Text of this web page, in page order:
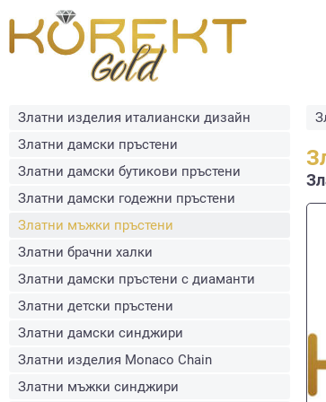
Златни изделия италиански дизайн
Златни дамски пръстени
Златни дамски бутикови пръстени
Златни дамски годежни пръстени
Златни мъжки пръстени
Златни брачни халки
Златни дамски пръстени с диаманти
Златни детски пръстени
Златни дамски синджири
Златни изделия Monaco Chain
Златни мъжки синджири